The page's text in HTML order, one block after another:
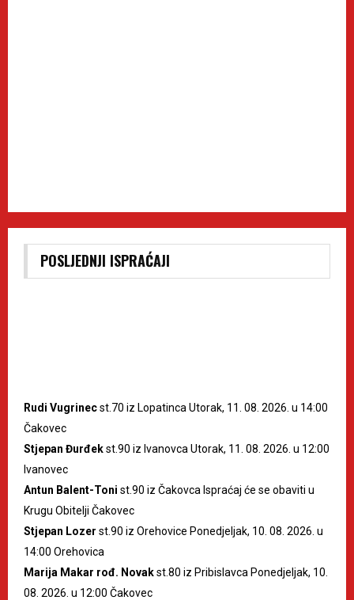
POSLJEDNJI ISPRAĆAJI
Rudi Vugrinecst.70 iz Lopatinca Utorak, 11. 08. 2026. u 14:00
Čakovec
Stjepan Đurđekst.90 iz Ivanovca Utorak, 11. 08. 2026. u 12:00
Ivanovec
Antun Balent-Toni st.90 iz Čakovca Ispraćaj će se obaviti u
Krugu Obitelji Čakovec
Stjepan Lozer st.90 iz Orehovice Ponedjeljak, 10. 08. 2026. u
14:00 Orehovica
Marija Makar rođ. Novakst.80 iz Pribislavca Ponedjeljak, 10.
08. 2026. u 12:00 Čakovec